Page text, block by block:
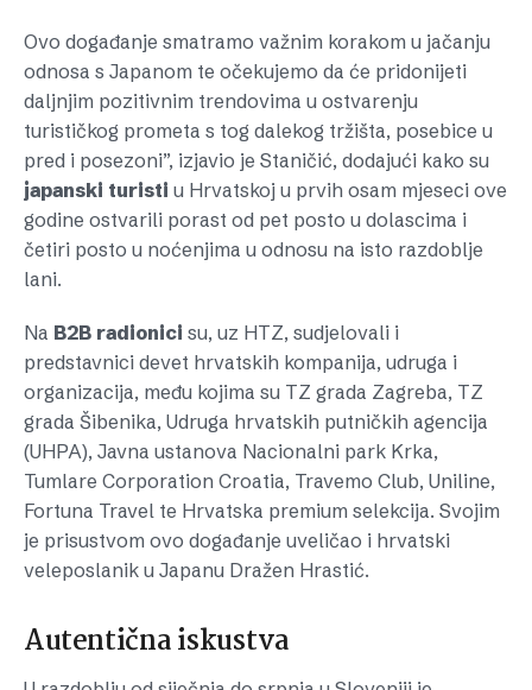
Ovo događanje smatramo važnim korakom u jačanju
odnosa s Japanom te očekujemo da će pridonijeti
daljnjim pozitivnim trendovima u ostvarenju
turističkog prometa s tog dalekog tržišta, posebice u
pred i posezoni”, izjavio je Staničić, dodajući kako su
japanski turisti u Hrvatskoj u prvih osam mjeseci ove
godine ostvarili porast od pet posto u dolascima i
četiri posto u noćenjima u odnosu na isto razdoblje
lani.
Na B2B radionici su, uz HTZ, sudjelovali i
predstavnici devet hrvatskih kompanija, udruga i
organizacija, među kojima su TZ grada Zagreba, TZ
grada Šibenika, Udruga hrvatskih putničkih agencija
(UHPA), Javna ustanova Nacionalni park Krka,
Tumlare Corporation Croatia, Travemo Club, Uniline,
Fortuna Travel te Hrvatska premium selekcija. Svojim
je prisustvom ovo događanje uveličao i hrvatski
veleposlanik u Japanu Dražen Hrastić.
Autentična iskustva